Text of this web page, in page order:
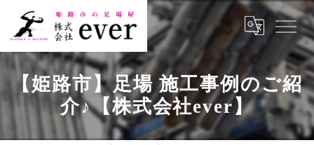
【姫路市】足場 施工事例のご紹
介♪【株式会社ever】